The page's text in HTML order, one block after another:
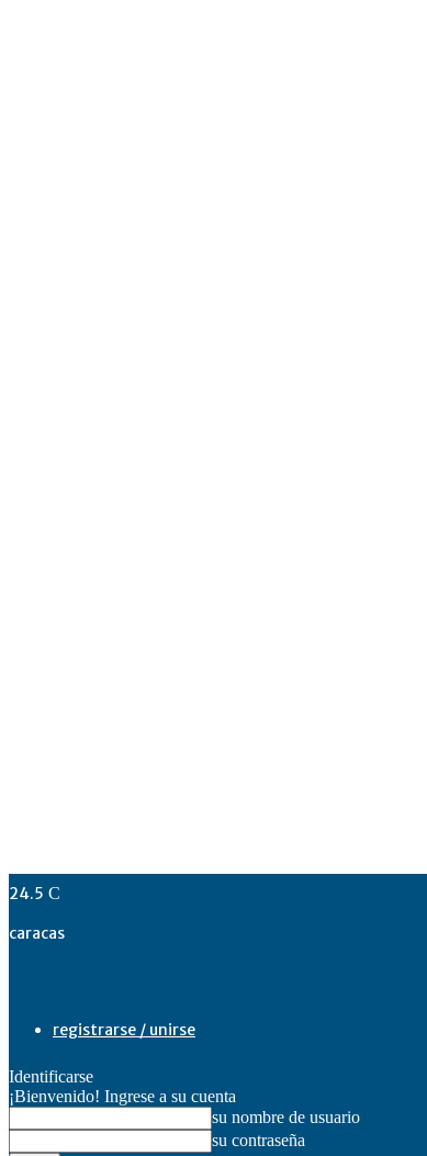
24.5 C
caracas
registrarse / unirse
Identificarse
¡Bienvenido! Ingrese a su cuenta
su nombre de usuario
su contraseña